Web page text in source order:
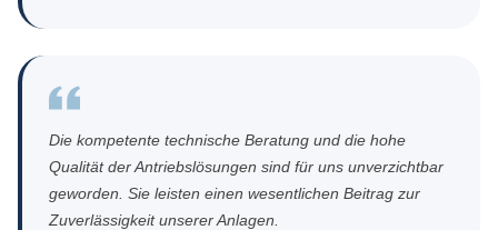
Die kompetente technische Beratung und die hohe
Qualität der Antriebslösungen sind für uns unverzichtbar
geworden. Sie leisten einen wesentlichen Beitrag zur
Zuverlässigkeit unserer Anlagen.